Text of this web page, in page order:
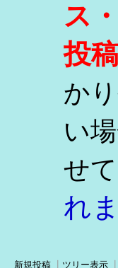
ス
投
か
い
せ
れ
新規投稿 ツリー表示